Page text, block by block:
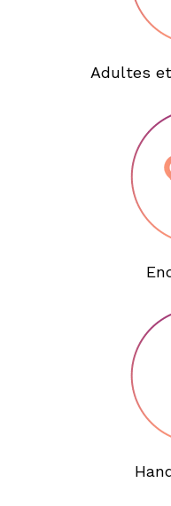
Adultes